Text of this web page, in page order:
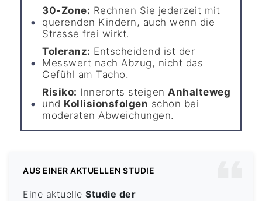
30-Zone: Rechnen Sie jederzeit mit
querenden Kindern, auch wenn die
Strasse frei wirkt.
Toleranz: Entscheidend ist der
Messwert nach Abzug, nicht das
Gefühl am Tacho.
Risiko: Innerorts steigenAnhalteweg
und Kollisionsfolgen schon bei
moderaten Abweichungen.
AUS EINER AKTUELLEN STUDIE
Eine aktuelleStudie der